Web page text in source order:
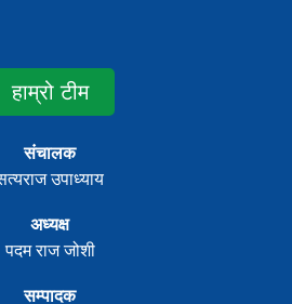
हाम्रो टीम
संचालक
उपाध्याय
अध्यक्ष
पदम राज जोशी
सम्पादक